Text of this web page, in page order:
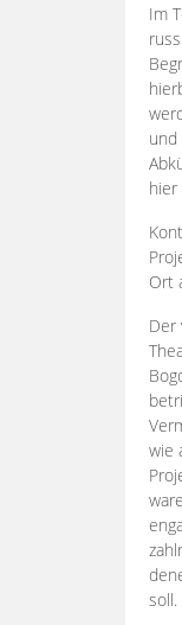
Im
und
Ort
Der
wie
zahlr
soll.